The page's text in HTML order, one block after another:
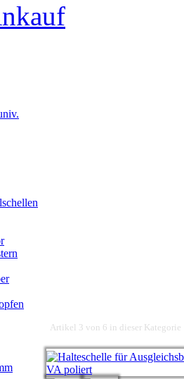
Artikel 3 von 6 in dieser Kategorie